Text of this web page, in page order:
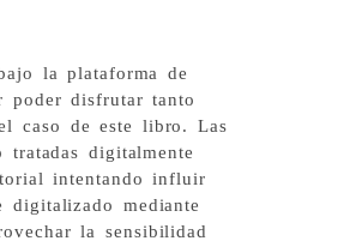
la plataforma de
poder disfrutar tanto
caso de este libro. Las
digitalmente
intentando influir
mediante
la sensibilidad